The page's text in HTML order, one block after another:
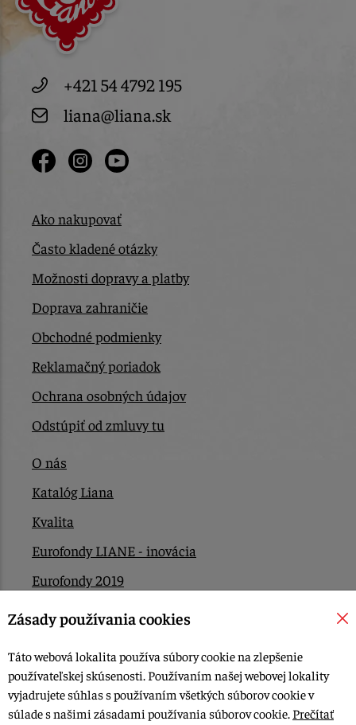
+421 54 4792 195
liana@liana.sk
Ako nakupovať
Často kladené otázky
Možnosti dopravy a platby
Doprava zahraničie
Obchodné podmienky
Reklamačný poriadok
Ochrana osobných údajov
Odstúpiť od zmluvy tu
O nás
Katalóg Liana
Kvalita
Eurofondy LIANE - inovácia
Eurofondy 2019
Eurofondy 2022/2023
Kontakt
© 2015-2026, LIANA GOLIAŠ s.r.o. všetky práva vyhradené.
Zásady používania cookies
Táto webová lokalita používa súbory cookie na zlepšenie
používateľskej skúsenosti. Používaním našej webovej lokality
vyjadrujete súhlas s používaním všetkých súborov cookie v
súlade s našimi zásadami používania súborov cookie. Prečítať